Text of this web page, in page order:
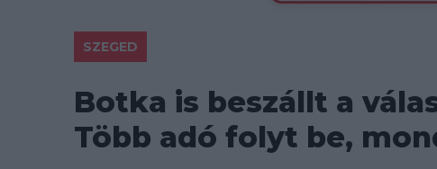
SZEGED
Botka is beszállt a
Több adó folyt be,